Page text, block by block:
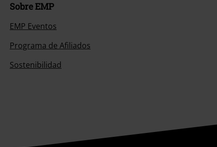
Sobre EMP
EMP Eventos
Programa de Afiliados
Sostenibilidad